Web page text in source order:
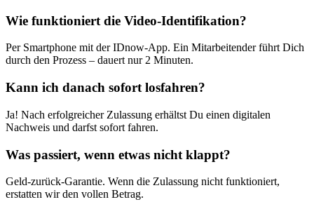
Wie funktioniert die Video-Identifikation?
Per Smartphone mit der IDnow-App. Ein Mitarbeitender führt Dich
durch den Prozess – dauert nur 2 Minuten.
Kann ich danach sofort losfahren?
Ja! Nach erfolgreicher Zulassung erhältst Du einen digitalen
Nachweis und darfst sofort fahren.
Was passiert, wenn etwas nicht klappt?
Geld-zurück-Garantie. Wenn die Zulassung nicht funktioniert,
erstatten wir den vollen Betrag.